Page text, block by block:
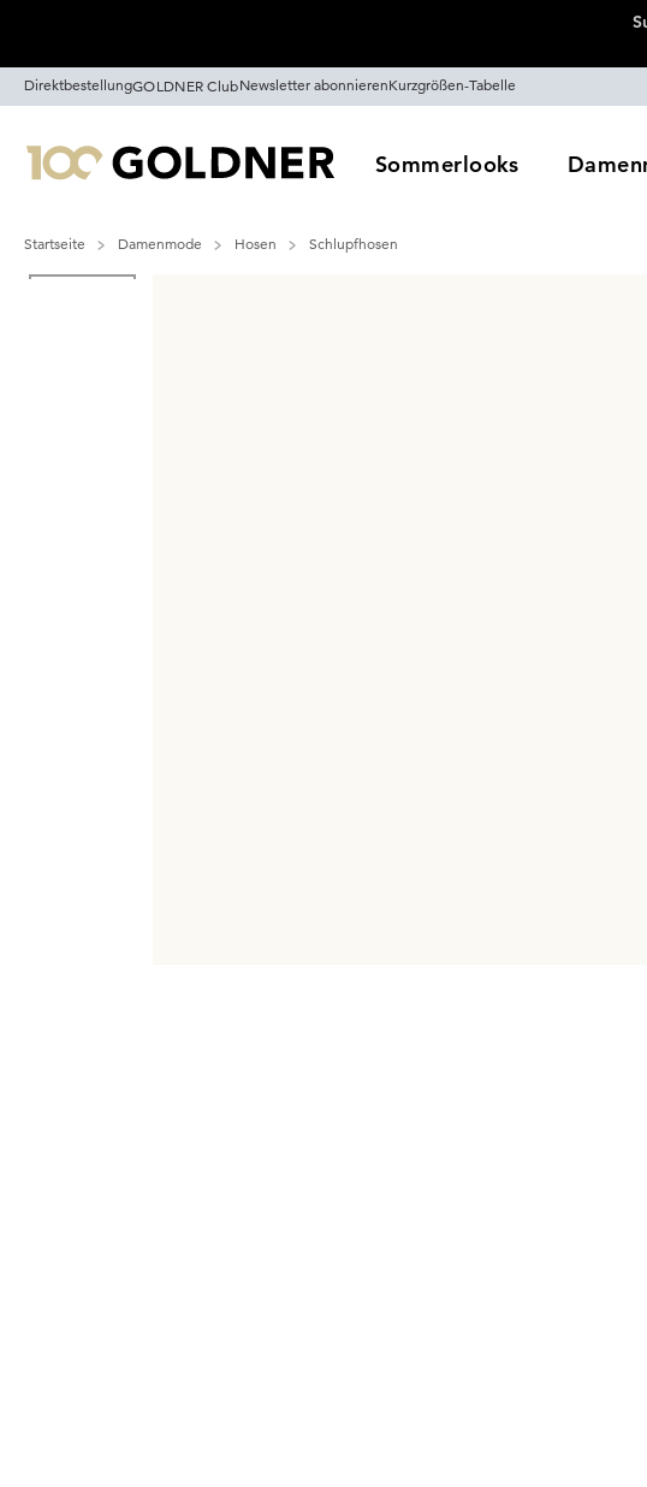
DirektbestellungGOLDNER ClubNewsletter abonnierenKurzgrößen-Tabelle
Sommerlooks
Startseite Damenmode Hosen
Schlupfhosen